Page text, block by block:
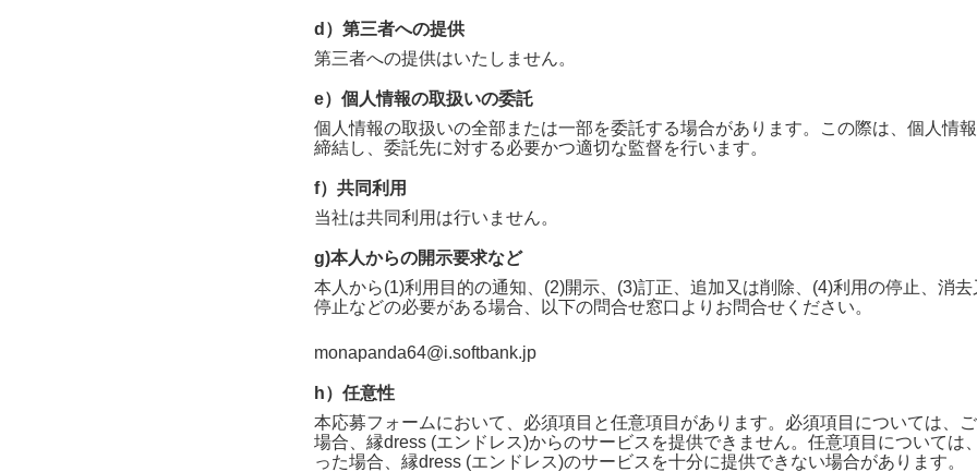
d）第三者への提供
第三者への提供はいたしません。
e）個人情報の取扱いの委託
個人情報の取扱いの全部または一部を委託する場合があります。この際は、個人情
締結し、委託先に対する必要かつ適切な監督を行います。
f）共同利用
当社は共同利用は行いません。
g)本人からの開示要求など
本人から(1)利用目的の通知、(2)開示、(3)訂正、追加又は削除、(4)利用の停止、消
停止などの必要がある場合、以下の問合せ窓口よりお問合せください。
monapanda64@i.softbank.jp
h）任意性
本応募フォームにおいて、必須項目と任意項目があります。必須項目については、
場合、 縁dress (エンドレス)からのサービスを提供できません。任意項目については
った場合、 縁dress (エンドレス)のサービスを十分に提供できない場合があります。